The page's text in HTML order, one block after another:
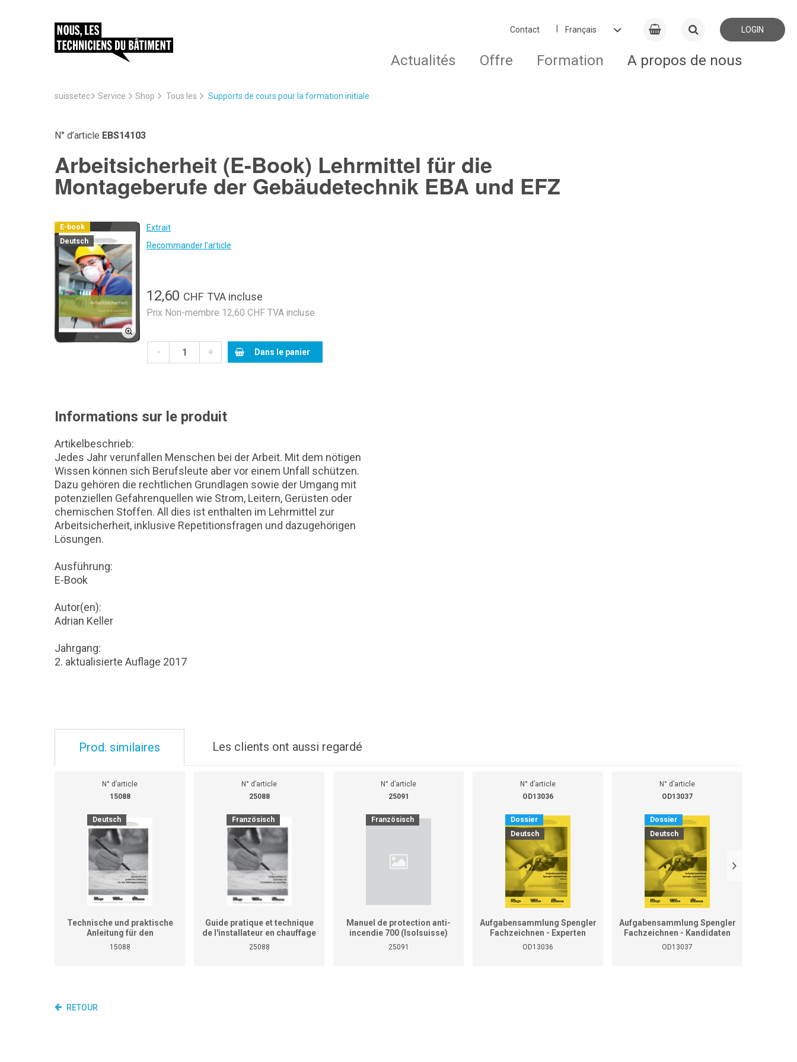
Contact LOGIN
Actualités Offre Formation A propos de nous
suissetec Service Shop Tous les Supports de cours pour la formation initiale
N° d’article EBS14103
Arbeitsicherheit (E-Book) Lehrmittel für die
Montageberufe der Gebäudetechnik EBA und EFZ
E-book
Deutsch
Extrait
Recommander l'article
12,60 CHF TVA incluse
Prix Non-membre 12,60 CHF TVA incluse
- + Dans le panier
Informations sur le produit
Artikelbeschrieb:
Jedes Jahr verunfallen Menschen bei der Arbeit. Mit dem nötigen
Wissen können sich Berufsleute aber vor einem Unfall schützen.
Dazu gehören die rechtlichen Grundlagen sowie der Umgang mit
potenziellen Gefahrenquellen wie Strom, Leitern, Gerüsten oder
chemischen Stoffen. All dies ist enthalten im Lehrmittel zur
Arbeitsicherheit, inklusive Repetitionsfragen und dazugehörigen
Lösungen.
Ausführung:
E-Book
Autor(en):
Adrian Keller
Jahrgang:
2. aktualisierte Auflage 2017
Prod. similaires Les clients ont aussi regardé
N° d’article
15088
Deutsch
Technische und praktische
Anleitung für den
Heizungsinstallateur (ersetzt
15088
N° d’article
25088
Französisch
Guide pratique et technique
de l'installateur en chauffage
(Ne remplace pas le manuel
25088
N° d’article
25091
Französisch
Manuel de protection anti-
incendie 700 (Isolsuisse)
25091
N° d’article
OD13036
Dossier
Deutsch
Aufgabensammlung Spengler
Fachzeichnen - Experten
OD13036
N° d’article
OD13037
Dossier
Deutsch
Aufgabensammlung Spengler
Fachzeichnen - Kandidaten
OD13037
RETOUR